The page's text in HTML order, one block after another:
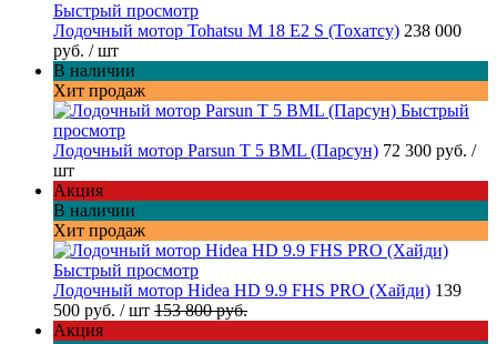
Быстрый просмотр
Лодочный мотор Tohatsu M 18 E2 S (Тохатсу) 238 000
руб. / шт
В наличии
Хит продаж
Быстрый
просмотр
Лодочный мотор Parsun T 5 BML (Парсун) 72 300 руб. /
шт
Акция
В наличии
Хит продаж
Быстрый просмотр
Лодочный мотор Hidea HD 9.9 FHS PRO (Хайди) 139
500 руб. / шт 153 800 руб.
Акция